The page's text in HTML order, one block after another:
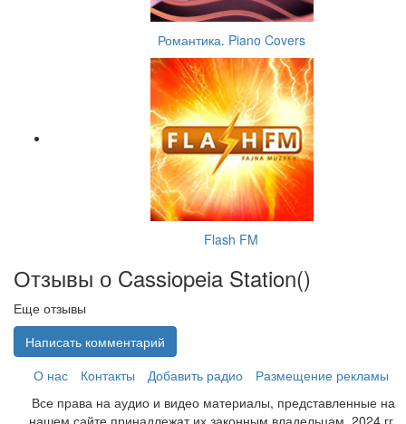
Романтика. Piano Covers
Flash FM
Отзывы о Cassiopeia Station()
Еще отзывы
Написать комментарий
О нас
Контакты Добавить радио
Размещение рекламы
Все права на аудио и видео материалы, представленные на
нашем сайте принадлежат их законным владельцам. 2024 гг.